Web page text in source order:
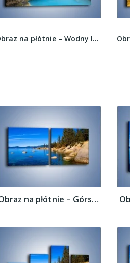
Obraz na płótnie – Wodny leśny świat –...
Obraz na płótnie – Górska rzeka latem –...